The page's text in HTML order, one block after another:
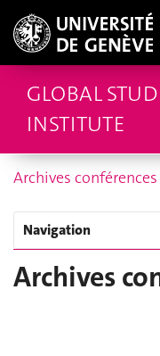
GLOBAL
INSTITUTE
Archives
Navigation
Archives